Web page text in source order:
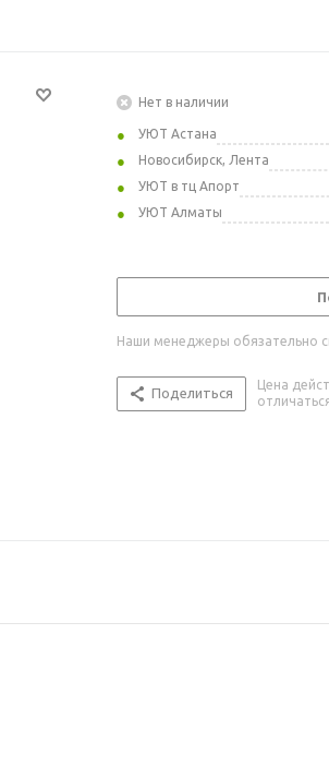
Нет в наличии
УЮТ Астана
Новосибирск, Лента
УЮТ в тц Апорт
УЮТ Алматы
Наши менеджеры обязательно
Поделиться
Цена